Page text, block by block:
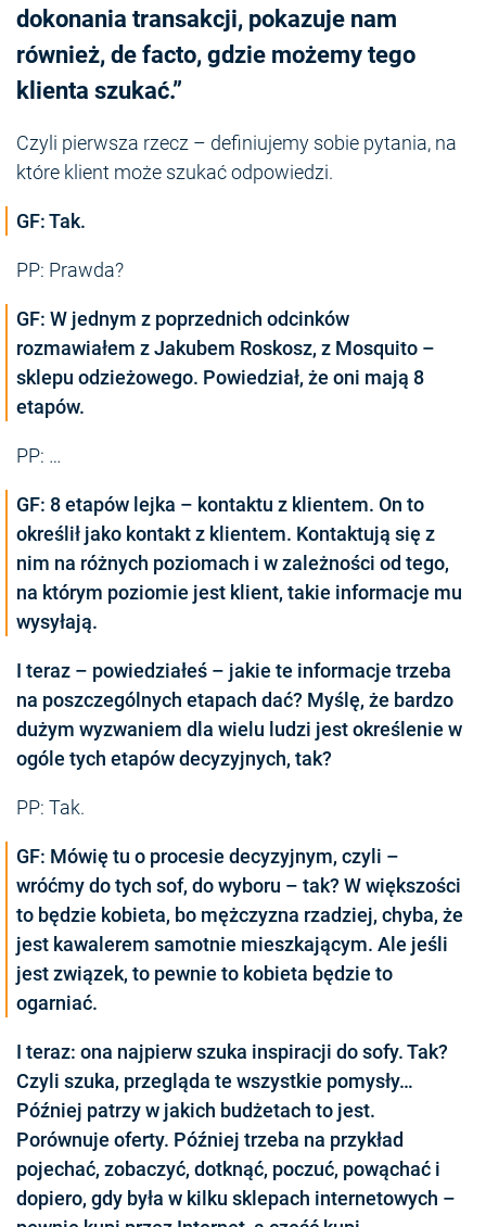
dokonania transakcji, pokazuje nam
również, de facto, gdzie możemy tego
klienta szukać.”
Czyli pierwsza rzecz – definiujemy sobie pytania, na
które klient może szukać odpowiedzi.
GF: Tak.
PP: Prawda?
GF: W jednym z poprzednich odcinków
rozmawiałem z Jakubem Roskosz, z Mosquito –
sklepu odzieżowego. Powiedział, że oni mają 8
etapów.
PP: …
GF: 8 etapów lejka – kontaktu z klientem. On to
określił jako kontakt z klientem. Kontaktują się z
nim na różnych poziomach i w zależności od tego,
na którym poziomie jest klient, takie informacje mu
wysyłają.
I teraz – powiedziałeś – jakie te informacje trzeba
na poszczególnych etapach dać? Myślę, że bardzo
dużym wyzwaniem dla wielu ludzi jest określenie w
ogóle tych etapów decyzyjnych, tak?
PP: Tak.
GF: Mówię tu o procesie decyzyjnym, czyli –
wróćmy do tych sof, do wyboru – tak? W większości
to będzie kobieta, bo mężczyzna rzadziej, chyba, że
jest kawalerem samotnie mieszkającym. Ale jeśli
jest związek, to pewnie to kobieta będzie to
ogarniać.
I teraz: ona najpierw szuka inspiracji do sofy. Tak?
Czyli szuka, przegląda te wszystkie pomysły…
Później patrzy w jakich budżetach to jest.
Porównuje oferty. Później trzeba na przykład
pojechać, zobaczyć, dotknąć, poczuć, powąchać i
dopiero, gdy była w kilku sklepach internetowych –